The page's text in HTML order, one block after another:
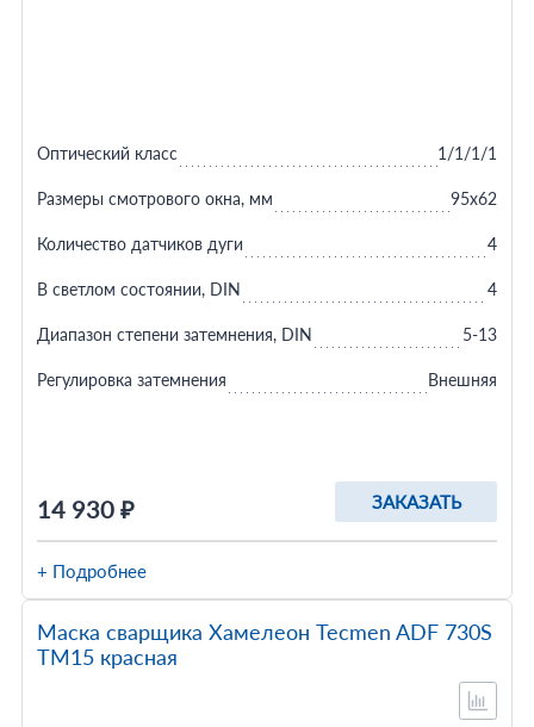
14 930 ₽ ЗАКАЗАТЬ
Оптический класс 1/1/1/1
Размеры смотрового окна, мм 95x62
Количество датчиков дуги 4
В светлом состоянии, DIN 4
Диапазон степени затемнения, DIN 5-13
Регулировка затемнения Внешняя
+ Подробнее
Маска сварщика Хамелеон Tecmen ADF 730S
TM15 красная